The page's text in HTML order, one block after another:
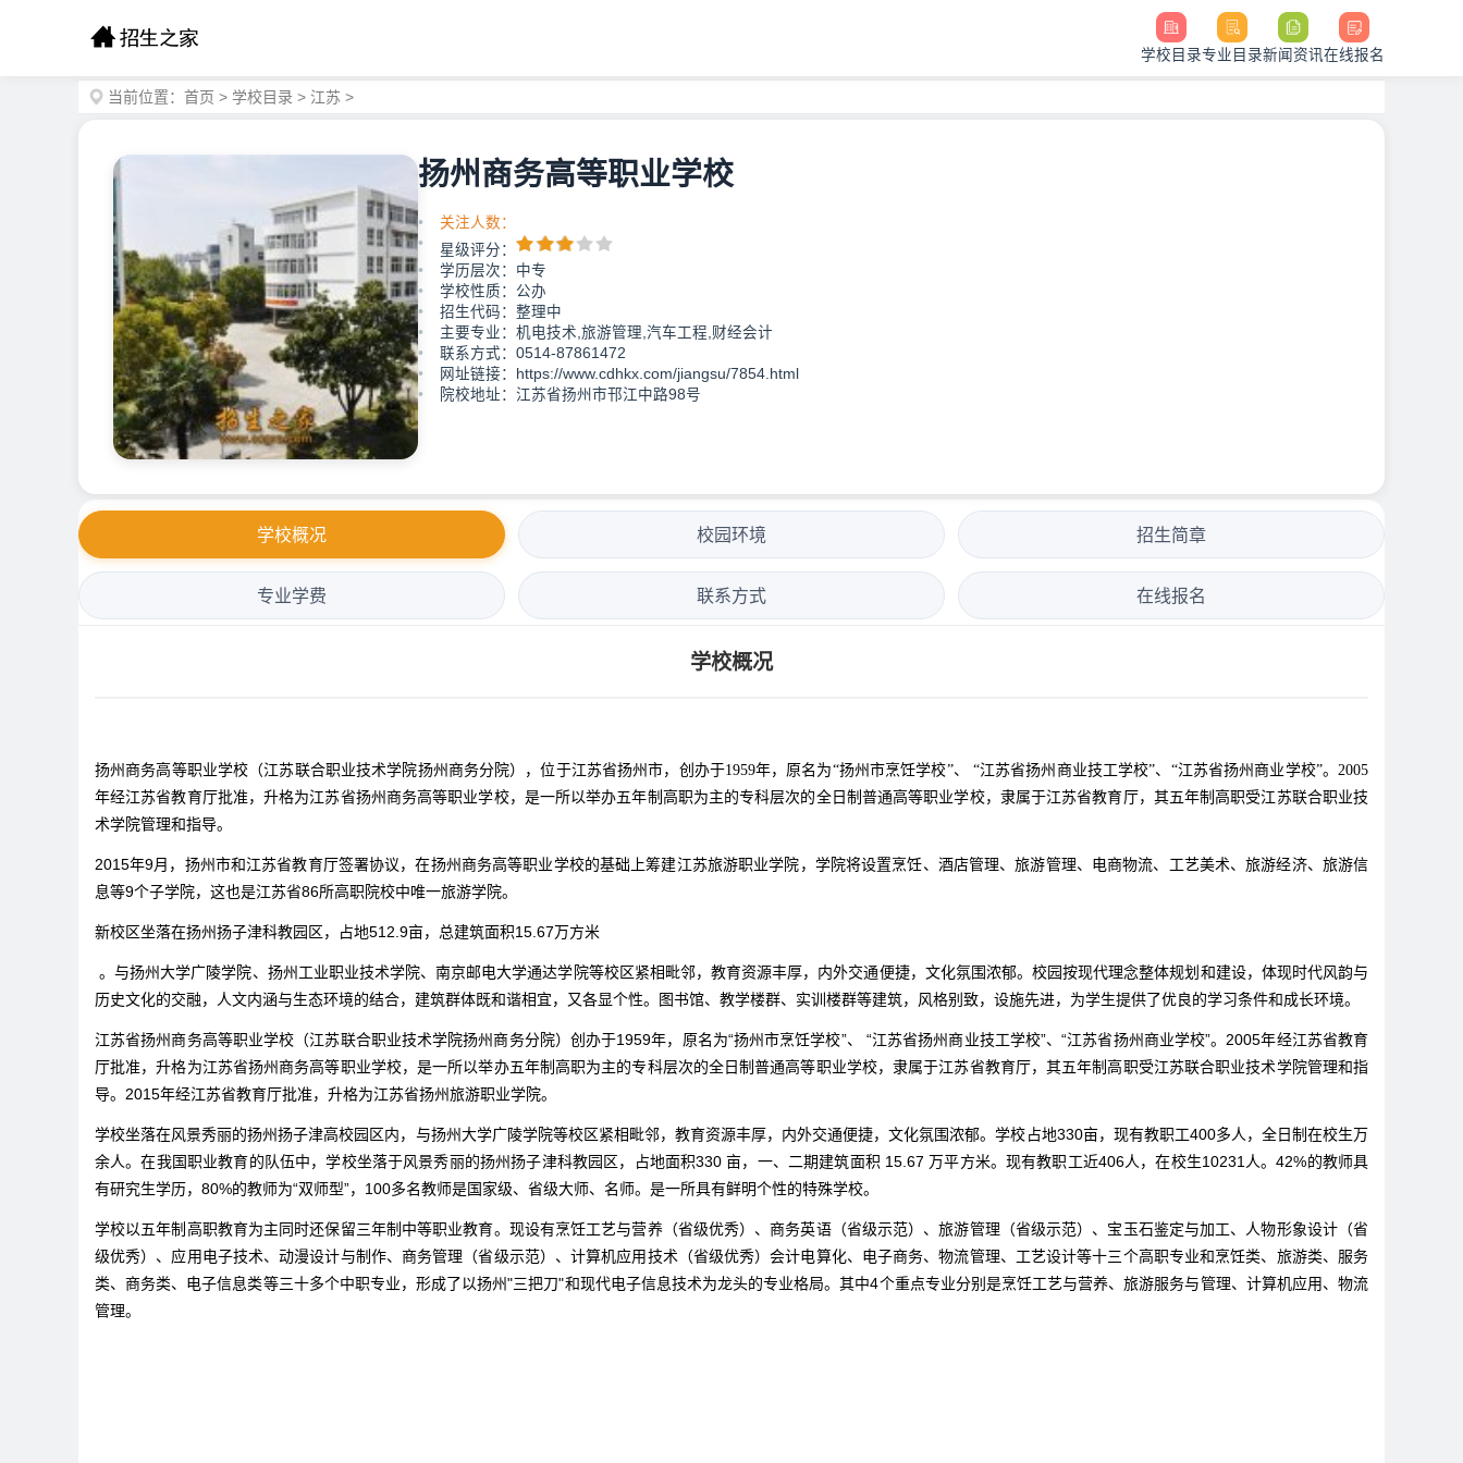
学校目录专业目录新闻资讯在线报名
当前位置： 首页 > 学校目录 > 江苏 >
扬州商务高等职业学校
关注人数：
星级评分：
学历层次：中专
学校性质：公办
招生代码：整理中
主要专业：机电技术,旅游管理,汽车工程,财经会计
联系方式：0514-87861472
网址链接：https://www.cdhkx.com/jiangsu/7854.html
院校地址：江苏省扬州市邗江中路98号
学校概况 校园环境 招生简章
专业学费 联系方式 在线报名
学校概况
扬州商务高等职业学校（江苏联合职业技术学院扬州商务分院），位于江苏省扬州市，创办于1959年，原名为“扬州市烹饪学校”、 “江苏省扬州商业技工学校”、“江苏省扬州商业学校”。2005
年经江苏省教育厅批准，升格为江苏省扬州商务高等职业学校，是一所以举办五年制高职为主的专科层次的全日制普通高等职业学校，隶属于江苏省教育厅，其五年制高职受江苏联合职业技
术学院管理和指导。
2015年9月，扬州市和江苏省教育厅签署协议，在扬州商务高等职业学校的基础上筹建江苏旅游职业学院，学院将设置烹饪、酒店管理、旅游管理、电商物流、工艺美术、旅游经济、旅游信
息等9个子学院，这也是江苏省86所高职院校中唯一旅游学院。
新校区坐落在扬州扬子津科教园区，占地512.9亩，总建筑面积15.67万方米
。与扬州大学广陵学院、扬州工业职业技术学院、南京邮电大学通达学院等校区紧相毗邻，教育资源丰厚，内外交通便捷，文化氛围浓郁。校园按现代理念整体规划和建设，体现时代风韵与
历史文化的交融，人文内涵与生态环境的结合，建筑群体既和谐相宜，又各显个性。图书馆、教学楼群、实训楼群等建筑，风格别致，设施先进，为学生提供了优良的学习条件和成长环境。
江苏省扬州商务高等职业学校（江苏联合职业技术学院扬州商务分院）创办于1959年，原名为“扬州市烹饪学校”、 “江苏省扬州商业技工学校”、“江苏省扬州商业学校”。2005年经江苏省教育
厅批准，升格为江苏省扬州商务高等职业学校，是一所以举办五年制高职为主的专科层次的全日制普通高等职业学校，隶属于江苏省教育厅，其五年制高职受江苏联合职业技术学院管理和指
导。2015年经江苏省教育厅批准，升格为江苏省扬州旅游职业学院。
学校坐落在风景秀丽的扬州扬子津高校园区内，与扬州大学广陵学院等校区紧相毗邻，教育资源丰厚，内外交通便捷，文化氛围浓郁。学校占地330亩，现有教职工400多人，全日制在校生万
余人。在我国职业教育的队伍中，学校坐落于风景秀丽的扬州扬子津科教园区，占地面积330 亩，一、二期建筑面积 15.67 万平方米。现有教职工近406人，在校生10231人。42%的教师具
有研究生学历，80%的教师为“双师型”，100多名教师是国家级、省级大师、名师。是一所具有鲜明个性的特殊学校。
学校以五年制高职教育为主同时还保留三年制中等职业教育。现设有烹饪工艺与营养（省级优秀）、商务英语（省级示范）、旅游管理（省级示范）、宝玉石鉴定与加工、人物形象设计（省
级优秀）、应用电子技术、动漫设计与制作、商务管理（省级示范）、计算机应用技术（省级优秀）会计电算化、电子商务、物流管理、工艺设计等十三个高职专业和烹饪类、旅游类、服务
类、商务类、电子信息类等三十多个中职专业，形成了以扬州"三把刀"和现代电子信息技术为龙头的专业格局。其中4个重点专业分别是烹饪工艺与营养、旅游服务与管理、计算机应用、物流
管理。